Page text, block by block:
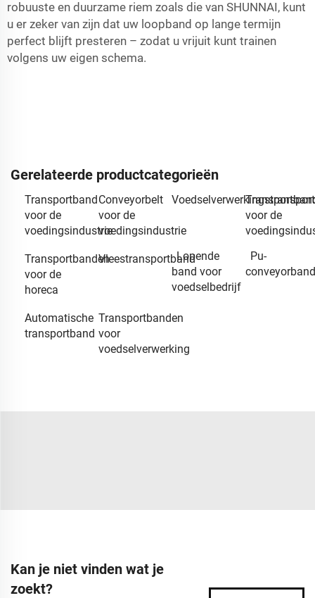
robuuste en duurzame riem zoals die van SHUNNAI, kunt
u er zeker van zijn dat uw loopband op lange termijn
perfect blijft presteren – zodat u vrijuit kunt trainen
volgens uw eigen schema.
Gerelateerde productcategorieën
Transportband
voor de
voedingsindustrie
Conveyorbelt
voor de
voedingsindustrie
voor de
Transportbanden
voor de
horeca
VleestransportbandLopende
band voor
voedselbedrijf
Pu-
Automatische
transportband
Transportbanden
voor
voedselverwerking
Kan je niet vinden wat je
zoekt?